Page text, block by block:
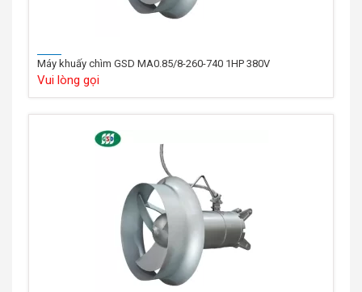
Máy khuấy chìm GSD MA0.85/8-260-740 1HP 380V
Vui lòng gọi